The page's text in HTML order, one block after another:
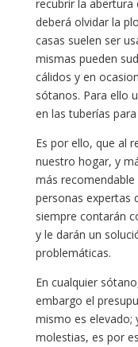
recubrir la
deberá olvidar la
casas suelen ser
mismas pueden
cálidos y en
sótanos. Para ello
en las tuberías
Es por ello, que al
nuestro hogar, y
más
personas expertas
siempre contarán
y le darán un
problemáticas.
En cualquier
embargo el
mismo es elevado;
molestias, es por